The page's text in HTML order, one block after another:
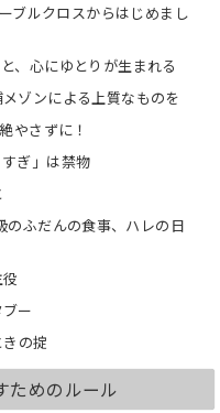
ブルクロスからはじめまし
、心にゆとりが生まれる
ゾンによる上質なものを
やさずに！
ぎ」は禁物
ふだんの食事、ハレの日
ー
の掟
ためのルール